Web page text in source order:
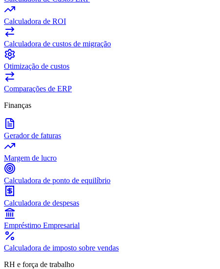
Calculadora de ROI
Calculadora de custos de migração
Otimização de custos
Comparações de ERP
Finanças
Gerador de faturas
Margem de lucro
Calculadora de ponto de equilíbrio
Calculadora de despesas
Empréstimo Empresarial
Calculadora de imposto sobre vendas
RH e força de trabalho